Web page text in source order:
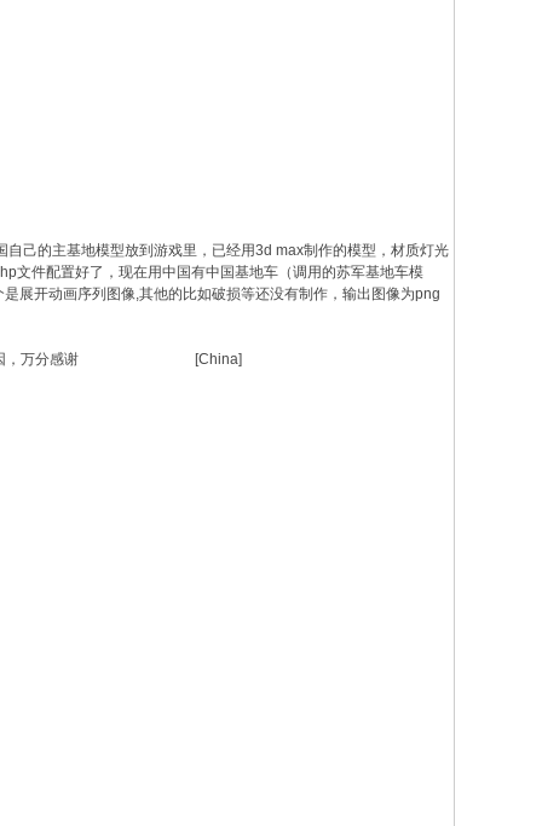
己的主基地模型放到游戏里，已经用3d max制作的模型，材质灯光
文件配置好了，现在用中国有中国基地车（调用的苏军基地车模
展开动画序列图像,其他的比如破损等还没有制作，输出图像为png
一下什么原因，万分感谢 [China]